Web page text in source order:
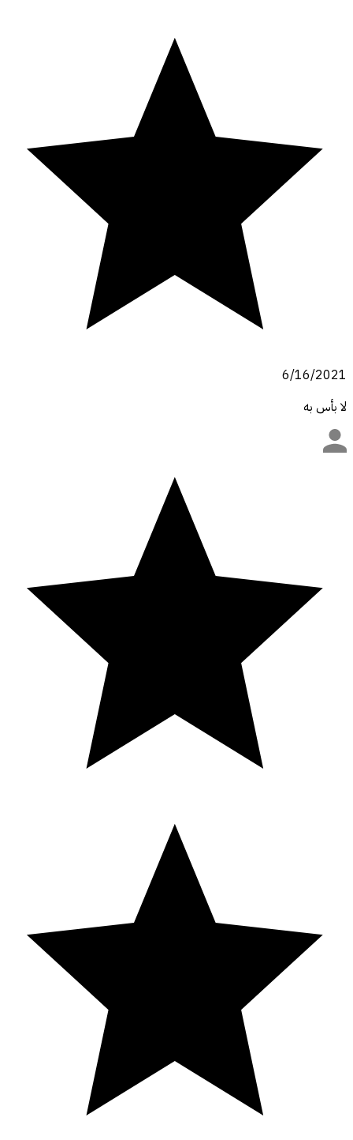
6/16/2021
لا بأس به